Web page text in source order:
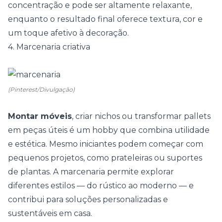
concentração e pode ser altamente relaxante,
enquanto o resultado final oferece textura, cor e
um toque afetivo à decoração.
4. Marcenaria criativa
(Pinterest/Divulgação)
Montar móveis, criar nichos ou transformar pallets
em peças úteis é um hobby que combina utilidade
e estética. Mesmo iniciantes podem começar com
pequenos projetos, como prateleiras ou suportes
de plantas. A marcenaria permite explorar
diferentes estilos — do rústico ao moderno — e
contribui para soluções personalizadas e
sustentáveis em casa.